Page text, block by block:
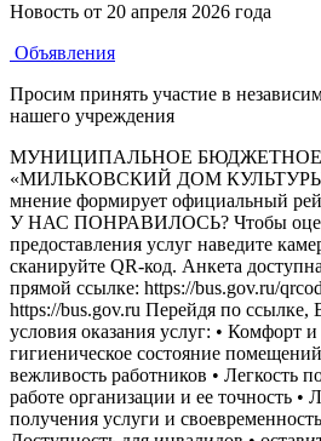
Новость от 20 апреля 2026 года
Объявления
Просим принять участие в
нашего учреждения
МУНИЦИПАЛЬНОЕ
«МИЛЬКОВСКИЙ ДОМ
мнение формирует официальный
У НАС ПОНРАВИЛОСЬ? Чтобы
предоставления услуг наведите
сканируйте QR-код. Анкета
прямой ссылке: https://bus.gov.ru/
https://bus.gov.ru Перейдя по
условия оказания услуг: • Комфорт
гигиеническое состояние
вежливость работников • Легкость
работе организации и ее точность •
получения услуги и